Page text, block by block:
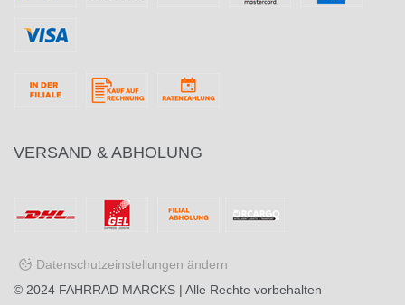
VERSAND & ABHOLUNG
Datenschutzeinstellungen ändern
© 2024 FAHRRAD MARCKS | Alle Rechte vorbehalten